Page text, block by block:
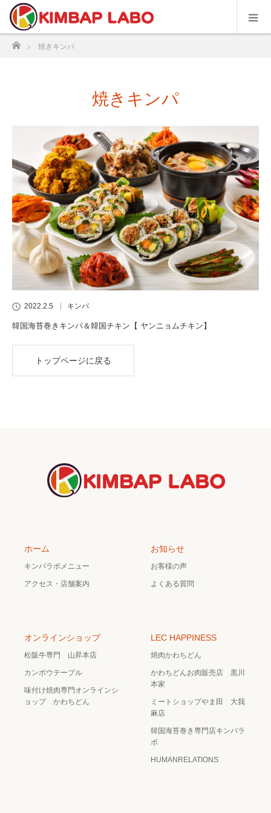
ホーム
焼きキンパ
焼きキンパ
2022.2.5 キンパ
韓国海苔巻きキンパ＆韓国チキン【 ヤンニョムチキン】
トップページに戻る
ホーム
キンパラボメニュー
アクセス・店舗案内
お知らせ
お客様の声
よくある質問
オンラインショップ
松阪牛専門 山昇本店
カンポウテーブル
味付け焼肉専門オンラインシ
ョップ かわちどん
LEC HAPPINESS
焼肉かわちどん
かわちどんお肉販売店 黒川
本家
ミートショップやま田 大我
麻店
韓国海苔巻き専門店キンパラ
ボ
HUMANRELATIONS